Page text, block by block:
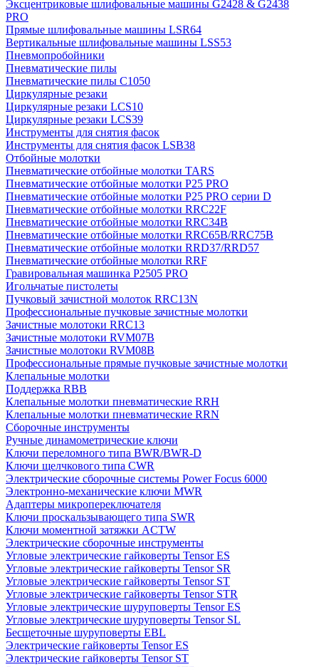
Эксцентриковые шлифовальные машины G2428 & G2438
PRO
Прямые шлифовальные машины LSR64
Вертикальные шлифовальные машины LSS53
Пневмопробойники
Пневматические пилы
Пневматические пилы C1050
Циркулярные резаки
Циркулярные резаки LCS10
Циркулярные резаки LCS39
Инструменты для снятия фасок
Инструменты для снятия фасок LSB38
Отбойные молотки
Пневматические отбойные молотки TARS
Пневматические отбойные молотки P25 PRO
Пневматические отбойные молотки P25 PRO серии D
Пневматические отбойные молотки RRC22F
Пневматические отбойные молотки RRC34B
Пневматические отбойные молотки RRC65B/RRC75B
Пневматические отбойные молотки RRD37/RRD57
Пневматические отбойные молотки RRF
Гравировальная машинка P2505 PRO
Игольчатые пистолеты
Пучковый зачистной молоток RRC13N
Профессиональные пучковые зачистные молотки
Зачистные молотоки RRC13
Зачистные молотоки RVM07B
Зачистные молотоки RVM08B
Профессиональные прямые пучковые зачистные молотки
Клепальные молотки
Поддержка RBB
Клепальные молотки пневматические RRH
Клепальные молотки пневматические RRN
Сборочные инструменты
Ручные динамометрические ключи
Ключи переломного типа BWR/BWR-D
Ключи щелчкового типа CWR
Электрические сборочные системы Power Focus 6000
Электронно-механические ключи MWR
Адаптеры микропереключателя
Ключи проскальзывающего типа SWR
Ключи моментной затяжки ACTW
Электрические сборочные инструменты
Угловые электрические гайковерты Tensor ES
Угловые электрические гайковерты Tensor SR
Угловые электрические гайковерты Tensor ST
Угловые электрические гайковерты Tensor STR
Угловые электрические шуруповерты Tensor ES
Угловые электрические шуруповерты Tensor SL
Бесщеточные шуруповерты EBL
Электрические гайковерты Tensor ES
Электрические гайковерты Tensor ST